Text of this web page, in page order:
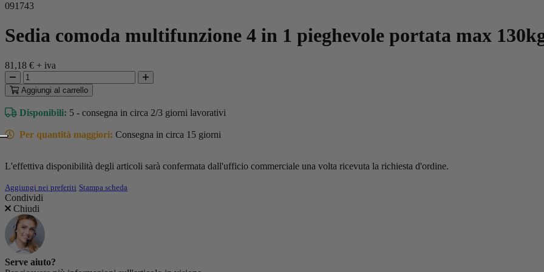
091743
Sedia comoda multifunzione 4 in 1 pieghevole portata max
81,18 € + iva
Aggiungi al carrello
Disponibili: 5 - consegna in circa 2/3 giorni lavorativi
Per quantità maggiori: Consegna in circa 15 giorni
L'effettiva disponibilità degli articoli sarà confermata dall'ufficio commerciale una volta ricevuta la richiesta d'ordine.
Aggiungi nei preferiti Stampa scheda
Condividi
Chiudi
Serve aiuto?